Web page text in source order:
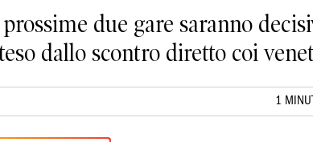
due gare saranno
dallo scontro diretto coi
1